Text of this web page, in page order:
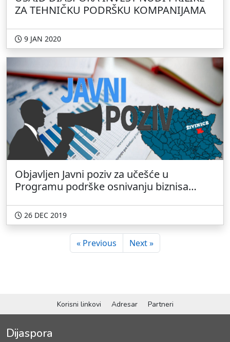
ZA TEHNIČKU PODRŠKU KOMPANIJAMA
9 JAN 2020
Objavljen Javni poziv za učešće u
Programu podrške osnivanju biznisa
2020. godinu - Grad Živinice
26 DEC 2019
« Previous Next »
Korisni linkovi Adresar Partneri
Dijaspora